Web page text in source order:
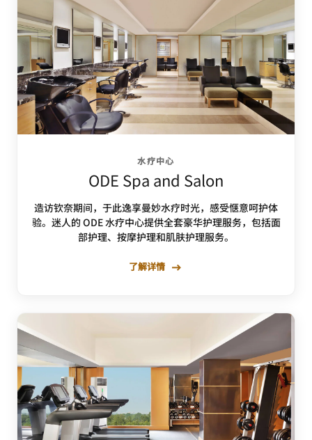
水疗中心
ODE Spa and Salon
造访钦奈期间，于此逸享曼妙水疗时光，感受惬意呵护体
验。迷人的 ODE 水疗中心提供全套豪华护理服务，包括面
部护理、按摩护理和肌肤护理服务。
了解详情